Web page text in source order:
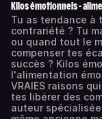
Kilos émotionnels -
poids
Tu as tendance à
contrariété ? Tu
ou quand tout le
compenser tes
succès ? Kilos
l'alimentation
VRAIES raisons
tes libérer des
auteur